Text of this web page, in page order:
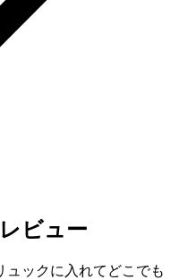
ビュー
ックに入れてどこでも